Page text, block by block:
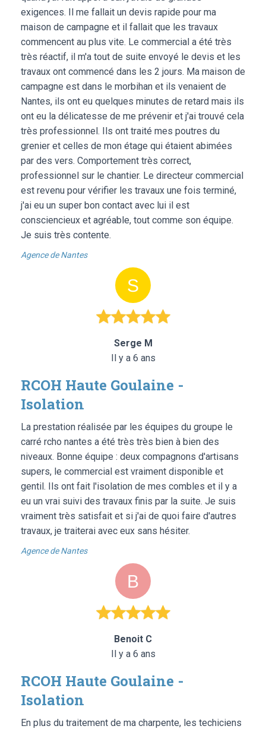
exigences. Il me fallait un devis rapide pour ma
maison de campagne et il fallait que les travaux
commencent au plus vite. Le commercial a été très
très réactif, il m'a tout de suite envoyé le devis et les
travaux ont commencé dans les 2 jours. Ma maison de
campagne est dans le morbihan et ils venaient de
Nantes, ils ont eu quelques minutes de retard mais ils
ont eu la délicatesse de me prévenir et j'ai trouvé cela
très professionnel. Ils ont traité mes poutres du
grenier et celles de mon étage qui étaient abimées
par des vers. Comportement très correct,
professionnel sur le chantier. Le directeur commercial
est revenu pour vérifier les travaux une fois terminé,
j'ai eu un super bon contact avec lui il est
consciencieux et agréable, tout comme son équipe.
Je suis très contente.
Agence de Nantes
Serge M
Il y a 6 ans
RCOH Haute Goulaine -
Isolation
La prestation réalisée par les équipes du groupe le
carré rcho nantes a été très très bien à bien des
niveaux. Bonne équipe : deux compagnons d'artisans
supers, le commercial est vraiment disponible et
gentil. Ils ont fait l'isolation de mes combles et il y a
eu un vrai suivi des travaux finis par la suite. Je suis
vraiment très satisfait et si j'ai de quoi faire d'autres
travaux, je traiterai avec eux sans hésiter.
Agence de Nantes
Benoit C
Il y a 6 ans
RCOH Haute Goulaine -
Isolation
En plus du traitement de ma charpente, les techiciens